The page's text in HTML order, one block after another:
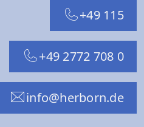
+49 115
+49 2772 708 0
info@herborn.de